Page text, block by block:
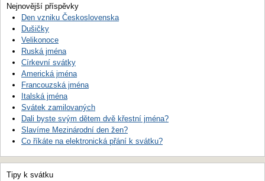
Nejnovější příspěvky
Den vzniku Československa
Dušičky
Velikonoce
Ruská jména
Církevní svátky
Americká jména
Francouzská jména
Italská jména
Svátek zamilovaných
Dali byste svým dětem dvě křestní jména?
Slavíme Mezinárodní den žen?
Co říkáte na elektronická přání k svátku?
Tipy k svátku